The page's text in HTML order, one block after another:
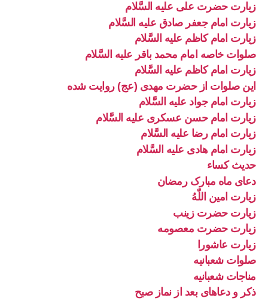
زیارت حضرت علی علیه السَّلام
زیارت امام جعفر صادق علیه السَّلام
زیارت امام کاظم علیه السَّلام
صلوات خاصه امام محمد باقر علیه السَّلام
زیارت امام کاظم علیه السَّلام
این صلوات از حضرت مهدی (عج) روایت شده
زیارت امام جواد علیه السَّلام
زیارت امام حسن عسکری علیه السَّلام
زیارت امام رضا علیه السَّلام
زیارت امام هادی علیه السَّلام
حدیث کساء
دعای ماه مبارک رمضان
زیارت امین اللّٰهُ
زیارت حضرت زینب
زیارت حضرت معصومه
زیارت عاشورا
صلوات شعبانیه
مناجات شعبانیه
ذکر و دعاهای بعد از نماز صبح